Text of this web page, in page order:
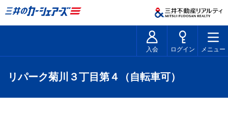
入会 ログイン メニュー
リパーク菊川３丁目第４（自転車可）